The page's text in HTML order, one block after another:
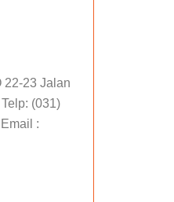
22-23 Jalan
(031)
: